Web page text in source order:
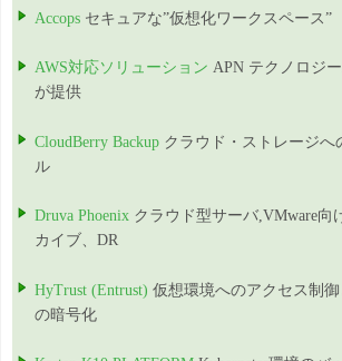
Accops セキュアな”仮想化ワークスペース”
AWS対応ソリューション APN テクノロジ
が提供
CloudBerry Backup クラウド・ストレージへ
ル
Druva Phoenix クラウド型サーバ,VMware向
カイブ、DR
HyTrust (Entrust) 仮想環境へのアクセス制
の暗号化